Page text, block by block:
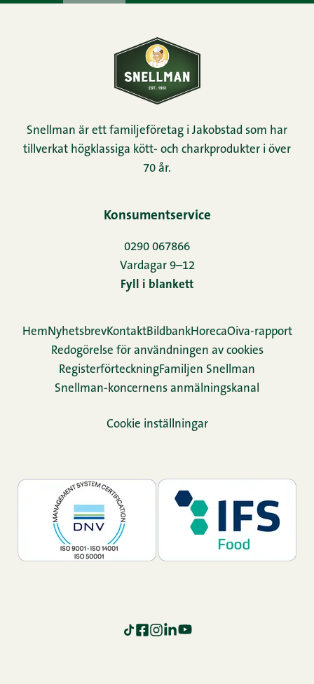
Snellman är ett familjeföretag i Jakobstad som har
tillverkat högklassiga kött- och charkprodukter i över
70 år.
Konsumentservice
0290 067866
Vardagar 9–12
Fyll i blankett
HemNyhetsbrevKontaktBildbankHorecaOiva-rapport
Redogörelse för användningen av cookies
Re­gis­ter­för­teck­ningFamiljen Snellman
Snellman-koncernens anmälningskanal
Cookie inställningar
TikTok
Facebook
Instagram
LinkedIn
YouTube